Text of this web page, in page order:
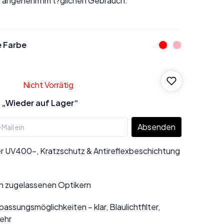
Farbe
Nicht Vorrätig
auf Lager“
Absenden
UV400-, Kratzschutz & Antireflexbeschichtung
zugelassenen Optikern
– klar, Blaulichtfilter,